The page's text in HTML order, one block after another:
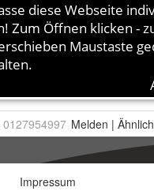
0127954997 Melden |
Impressum